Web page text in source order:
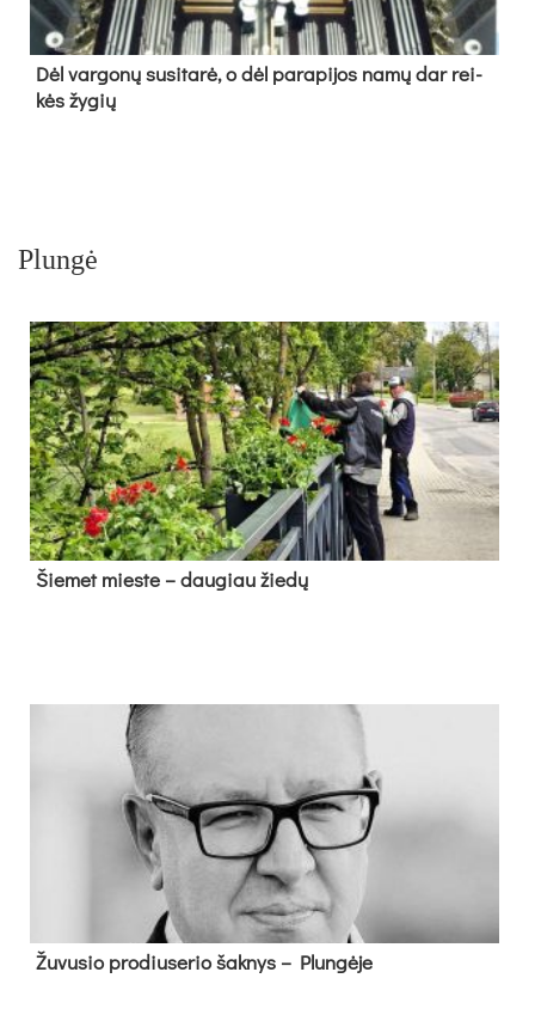
Dėl var­go­nų su­si­ta­rė, o dėl pa­ra­pi­jos na­mų dar rei­
kės žy­gių
Plungė
Šie­met mies­te – dau­giau žie­dų
Žu­vu­sio pro­diu­se­rio šak­nys – Plun­gė­je